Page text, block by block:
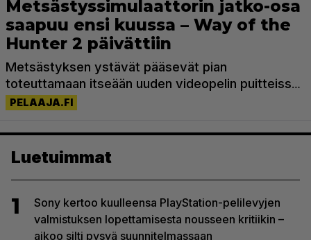
Luetuimmat
1
Sony kertoo kuulleensa PlayStation-pelilevyjen
valmistuksen lopettamisesta nousseen kritiikin –
aikoo silti pysyä suunnitelmassaan